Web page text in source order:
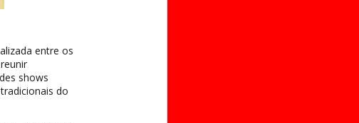
entre os
shows
do